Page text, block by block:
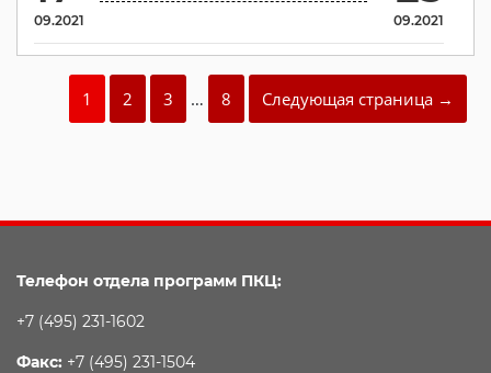
09.2021 09.2021
1 2 3 … 8 Следующая страница →
Телефон отдела программ ПКЦ:
+7 (495) 231-1602
Факс: +7 (495) 231-1504